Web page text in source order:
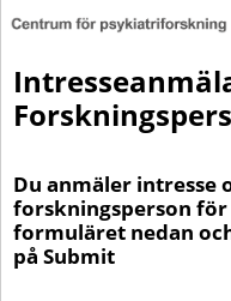
Du anmäler intresse
forskningsperson för
formuläret nedan
på Submit